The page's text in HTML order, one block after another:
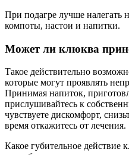
При подагре лучше налегать
компоты, настои и напитки.
Может ли клюква
Такое действительно
которые могут проявлять
Принимая напиток,
прислушивайтесь к
чувствуете дискомфорт,
время откажитесь от лечения.
Какое губительное действие